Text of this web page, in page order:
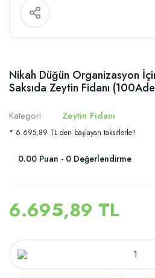
Nikah Düğün Organizasyon
Saksıda Zeytin Fidanı
Kategori Zeytin Fidanı
* 6.695,89 TL den başlayan taksitlerle!!
0.00 Puan - 0 Değerlendirme
6.695,89 TL